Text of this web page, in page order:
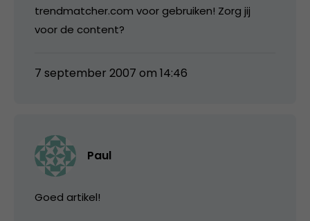
trendmatcher.com voor gebruiken! Zorg jij
voor de content?
7 september 2007 om 14:46
Paul
Goed artikel!